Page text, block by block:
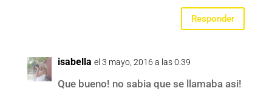
Responder
isabella el 3 mayo, 2016 a las 0:39
Que bueno! no sabia que se llamaba asi!